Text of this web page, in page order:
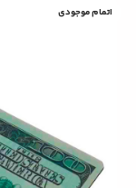
اتمام موجودی